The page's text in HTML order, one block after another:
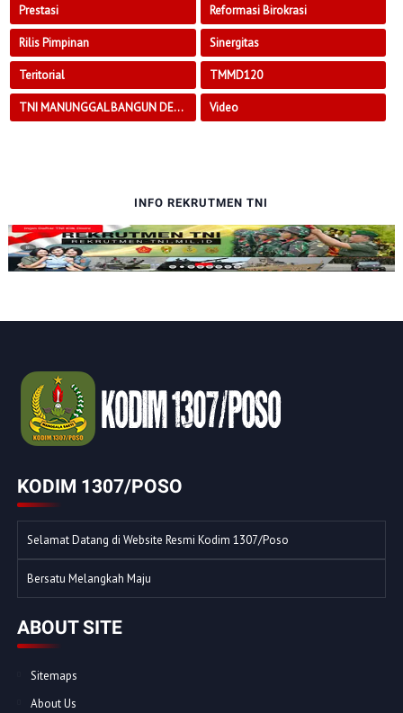
Prestasi Reformasi Birokrasi
Rilis Pimpinan Sinergitas
Teritorial TMMD120
TNI MANUNGGAL BANGUN DESA Video
INFO REKRUTMEN TNI
KODIM 1307/POSO
Selamat Datang di Website Resmi Kodim 1307/Poso
Bersatu Melangkah Maju
ABOUT SITE
Sitemaps
About Us